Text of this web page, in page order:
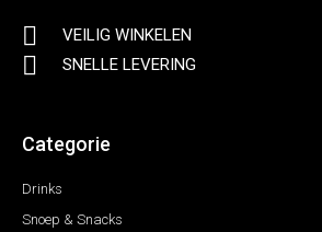
VEILIG WINKELEN
SNELLE LEVERING
Categorie
Drinks
Snoep & Snacks